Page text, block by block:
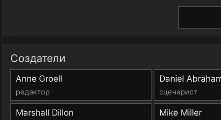
Создатели
Anne Groell
редактор
Daniel
сценарист
Marshall Dillon Mike Miller